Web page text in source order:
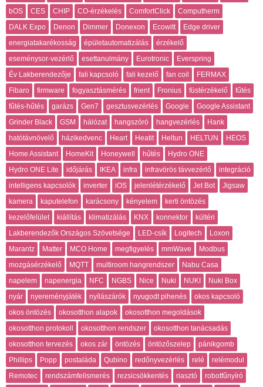
bOS
CES CHIP CO-érzékelés ComfortClick
Computherm
DALK Expo
Denon Dimmer Donexon Ecowitt
Edge driver
energiatakarékosság
épületautomatizálás
érzékelő
eseménysor-vezérlő
esettanulmány Eurotronic
Everspring
Év Lakberendezője
fali kapcsoló fali kezelő fan coil
FERMAX
Fibaro
firmware fogyasztásmérés frient Fronius füstérzékelő
fűtés
fűtés-hűtés
garázs Gen7 gesztusvezérlés Google
Google Assistant
Grinder Black
GSM hálózat hangszóró hangvezérlés
Hank
hatótávnövelő
házikedvenc Heart Heatit Heltun HELTUN
HEOS
Home Assistant
HomeKit Honeywell hűtés
Hydro ONE
Hydro ONE Lite
időjárás IKEA infra infravörös távvezérlő
integráció
intelligens kapcsolók
inverter iOS jelenlétérzékelő Jet Bot
Jigsaw
kamera
kaputelefon karácsony kényelem
kerti öntözés
kezelőfelület
kiállítás klimatizálás KNX konnektor
kültéri
Lakberendezők Országos Szövetsége
LED-csík Logitech
Loxon
Marantz
Matter MCO Home megfigyelés mmWave
Modbus
mozgásérzékelő
MQTT multiroom hangrendszer
Nabu Casa
napelem
napenergia NFC NGBS Nice Nuki NUKI
Nuki Box
nyár
nyereményjáték nyílászárók nyugodt pihenés
okos kapcsoló
okos öntözés
okosotthon alapok
okosotthon megoldások
okosotthon protokoll
okosotthon rendszer
okosotthon tanácsadás
okosotthon tervezés
okos zár öntözés öntözőszelep
pánikgomb
Phillips
Popp postaláda Qubino redőnyvezérlés relé
relémodul
Remotec
rendszámfelismerés rezsicsökkentés riasztó
robotfűnyíró